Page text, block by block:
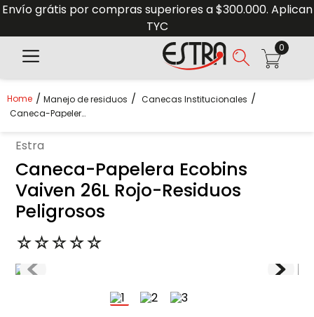
Envío grátis por compras superiores a $300.000. Aplican
TYC
0
Manejo de residuos
Canecas Institucionales
Caneca-Papelera Ecobins Vaiven 26L Rojo-Residuos Peligrosos
estra
Caneca-Papelera Ecobins
Vaiven 26L Rojo-Residuos
Peligrosos
☆☆☆☆☆